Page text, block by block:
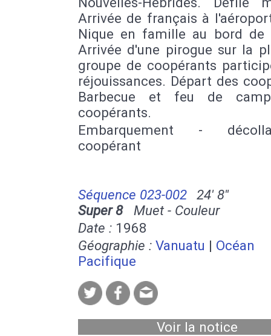
Arrivée de français à
Nique en famille au bord de
Arrivée d'une pirogue sur la
groupe de coopérants
réjouissances. Départ des
Barbecue et feu de
coopérants.
Embarquement -
coopérant
Séquence 023-002
24' 8''
Super 8Muet - Couleur
Date : 1968
Géographie : Vanuatu | Océan
Pacifique
Voir la notice